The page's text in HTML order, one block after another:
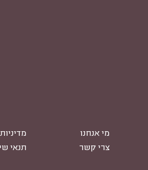
מי אנחנו
צרי קשר
תנאי